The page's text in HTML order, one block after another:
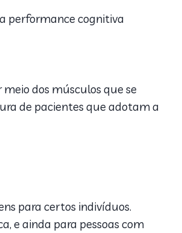
performance cognitiva
dos músculos que se
de pacientes que adotam a
para certos indivíduos.
e ainda para pessoas com